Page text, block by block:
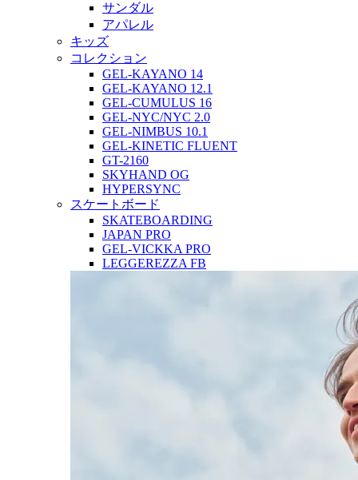
サンダル
アパレル
キッズ
コレクション
GEL-KAYANO 14
GEL-KAYANO 12.1
GEL-CUMULUS 16
GEL-NYC/NYC 2.0
GEL-NIMBUS 10.1
GEL-KINETIC FLUENT
GT-2160
SKYHAND OG
HYPERSYNC
スケートボード
SKATEBOARDING
JAPAN PRO
GEL-VICKKA PRO
LEGGEREZZA FB